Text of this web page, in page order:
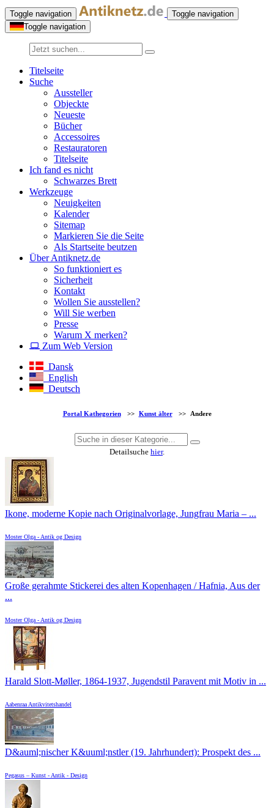
Toggle navigation
Toggle navigation
Toggle navigation
Titelseite
Suche
Aussteller
Objeckte
Neueste
Bücher
Accessoires
Restauratoren
Titelseite
Ich fand es nicht
Schwarzes Brett
Werkzeuge
Neuigkeiten
Kalender
Sitemap
Markieren Sie die Seite
Als Startseite beutzen
Über Antiknetz.de
So funktioniert es
Sicherheit
Kontakt
Wollen Sie ausstellen?
Will Sie werben
Presse
Warum X merken?
Zum Web Version
Dansk
English
Deutsch
Portal Kathegorien >> Kunst älter >> Andere
Detailsuche hier.
Ikone, moderne Kopie nach Originalvorlage, Jungfrau Maria – ...
Moster Olga - Antik og Design
Große gerahmte Stickerei des alten Kopenhagen / Hafnia, Aus der
...
Moster Olga - Antik og Design
Harald Slott-Møller, 1864-1937, Jugendstil Paravent mit Motiv in ...
Aabenraa Antikvitetshandel
D&auml;nischer K&uuml;nstler (19. Jahrhundert): Prospekt des ...
Pegasus – Kunst - Antik - Design